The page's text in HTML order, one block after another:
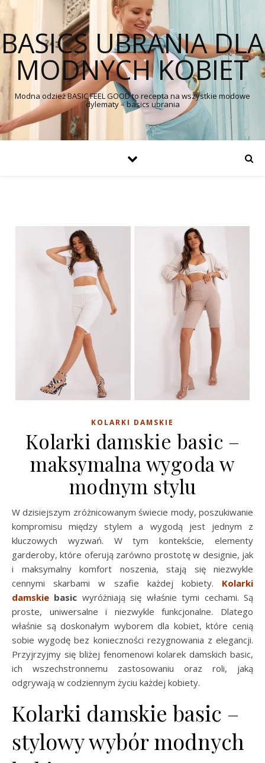
BASICS UBRANIA DLA
MODNYCH KOBIET
Modna odzież BASIC FEEL GOOD to recepta na wszystkie modowe
dylematy – basics ubrania
KOLARKI DAMSKIE
Kolarki damskie basic –
maksymalna wygoda w
modnym stylu
W dzisiejszym zróżnicowanym świecie mody, poszukiwanie
kompromisu między stylem a wygodą jest jednym z
kluczowych wyzwań. W tym kontekście, elementy
garderoby, które oferują zarówno prostotę w designie, jak
i maksymalny komfort noszenia, stają się niezwykle
cennymi skarbami w szafie każdej kobiety. Kolarki
damskie basic wyróżniają się właśnie tymi cechami. Są
proste, uniwersalne i niezwykle funkcjonalne. Dlatego
właśnie są doskonałym wyborem dla kobiet, które cenią
sobie wygodę bez konieczności rezygnowania z elegancji.
Przyjrzyjmy się bliżej fenomenowi kolarek damskich basic,
ich wszechstronnemu zastosowaniu oraz roli, jaką
odgrywają w codziennym życiu każdej kobiety.
Kolarki damskie basic –
stylowy wybór modnych